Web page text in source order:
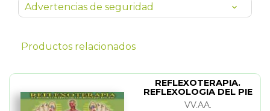
Advertencias de seguridad
Productos relacionados
REFLEXOTERAPIA.
REFLEXOLOGIA DEL PIE
(LAMINA)
VV.AA.